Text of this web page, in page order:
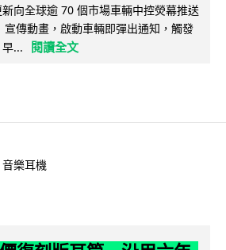
向全球逾 70 個市場車輛中控熒幕推送
宣傳動畫，啟動車輛即彈出通知，觸發
...
閱讀全文
音樂耳機